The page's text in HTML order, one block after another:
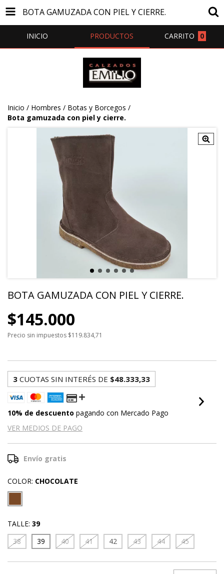
BOTA GAMUZADA CON PIEL Y CIERRE.
INICIO PRODUCTOS CARRITO 0
Inicio / Hombres / Botas y Borcegos /
Bota gamuzada con piel y cierre.
BOTA GAMUZADA CON PIEL Y CIERRE.
$145.000
Precio sin impuestos $119.834,71
3 CUOTAS SIN INTERÉS DE $48.333,33
10% de descuento pagando con Mercado Pago
VER MEDIOS DE PAGO
Envío gratis
COLOR: CHOCOLATE
TALLE: 39
38
39 40 41 42 43 44 45